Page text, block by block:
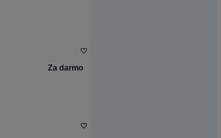
Za darmo